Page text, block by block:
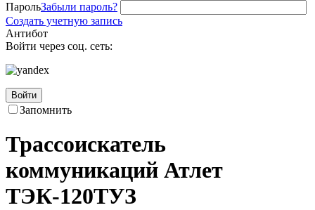
ПарольЗабыли пароль?
Создать учетную запись
Антибот
Войти через соц. сеть:
Войти
Запомнить
Трассоискатель
коммуникаций Атлет
ТЭК-120ТУЗ